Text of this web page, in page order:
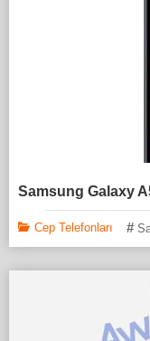
Samsung Galaxy
Cep Telefonları #